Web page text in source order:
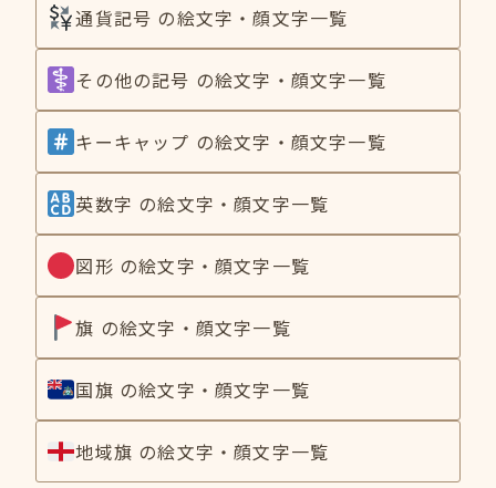
通貨記号 の絵文字・顔文字一覧
その他の記号 の絵文字・顔文字一覧
キーキャップ の絵文字・顔文字一覧
英数字 の絵文字・顔文字一覧
図形 の絵文字・顔文字一覧
旗 の絵文字・顔文字一覧
国旗 の絵文字・顔文字一覧
地域旗 の絵文字・顔文字一覧